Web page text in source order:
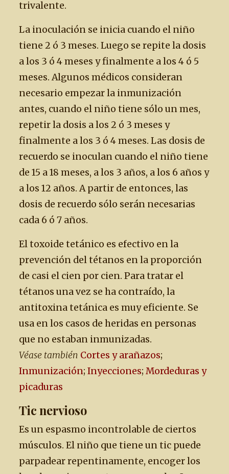
trivalente.
La inoculación se inicia cuando el niño
tiene 2 ó 3 meses. Luego se repite la dosis
a los 3 ó 4 meses y finalmente a los 4 ó 5
meses. Algunos médicos consideran
necesario empezar la inmunización
antes, cuando el niño tiene sólo un mes,
repetir la dosis a los 2 ó 3 meses y
finalmente a los 3 ó 4 meses. Las dosis de
recuerdo se inoculan cuando el niño tiene
de 15 a 18 meses, a los 3 años, a los 6 años y
a los 12 años. A partir de entonces, las
dosis de recuerdo sólo serán necesarias
cada 6 ó 7 años.
El toxoide tetánico es efectivo en la
prevención del tétanos en la proporción
de casi el cien por cien. Para tratar el
tétanos una vez se ha contraído, la
antitoxina tetánica es muy eficiente. Se
usa en los casos de heridas en personas
que no estaban inmunizadas.
Véase también Cortes y arañazos;
Inmunización; Inyecciones; Mordeduras y
picaduras
Tic nervioso
Es un espasmo incontrolable de ciertos
músculos. El niño que tiene un tic puede
parpadear repentinamente, encoger los